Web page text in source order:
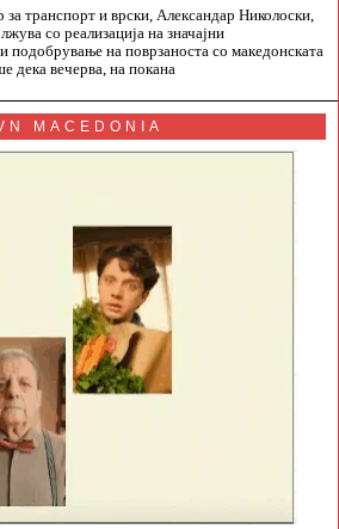
транспорт и врски, Александар Николоски,
со реализација на значајни
подобрување на поврзаноста со македонската
дека вечерва, на покана
MACEDONIA